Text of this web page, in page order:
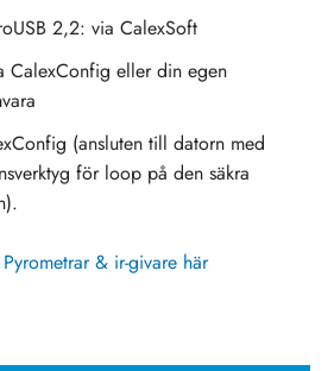
2,2: via CalexSoft
CalexConfig eller din egen
(ansluten till datorn med
för loop på den säkra
& ir-givare här